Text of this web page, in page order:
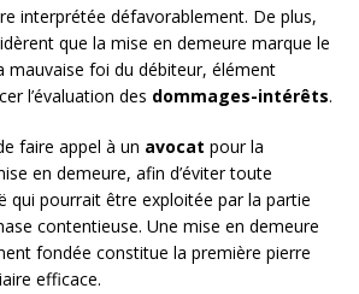
interprétée défavorablement. De plus,
que la mise en demeure marque le
mauvaise foi du débiteur, élément
l’évaluation des dommages-intérêts.
faire appel à un avocat pour la
en demeure, afin d’éviter toute
qui pourrait être exploitée par la partie
contentieuse. Une mise en demeure
fondée constitue la première pierre
efficace.